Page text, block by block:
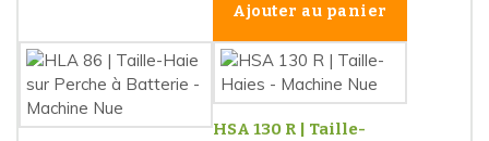
Ajouter au panier
HSA 130 R | Taille-